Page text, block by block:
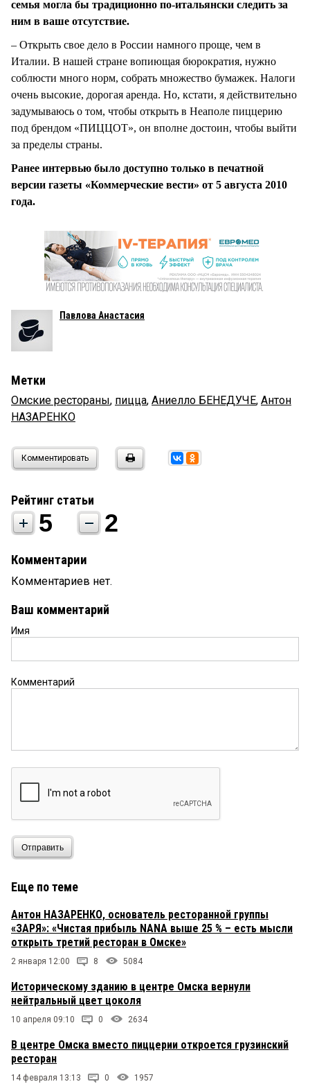
семья могла бы традиционно по-итальянски следить за
ним в ваше отсутствие.
– Открыть свое дело в России намного проще, чем в
Италии. В нашей стране вопиющая бюрократия, нужно
соблюсти много норм, собрать множество бумажек. Налоги
очень высокие, дорогая аренда. Но, кстати, я действительно
задумываюсь о том, чтобы открыть в Неаполе пиццерию
под брендом «ПИЦЦОТ», он вполне достоин, чтобы выйти
за пределы страны.
Ранее интервью было доступно только в печатной
версии газеты «Коммерческие вести» от 5 августа 2010
года.
Павлова Анастасия
Метки
Омские рестораны, пицца, Аниелло БЕНЕДУЧЕ, Антон
НАЗАРЕНКО
Комментировать
Рейтинг статьи
5 2
Комментарии
Комментариев нет.
Ваш комментарий
Имя
Комментарий
Отправить
Еще по теме
Антон НАЗАРЕНКО, основатель ресторанной группы
«ЗАРЯ»: «Чистая прибыль NANA выше 25 % – есть мысли
открыть третий ресторан в Омске»
2 января 12:00 8 5084
Историческому зданию в центре Омска вернули
нейтральный цвет цоколя
10 апреля 09:10 0 2634
В центре Омска вместо пиццерии откроется грузинский
ресторан
14 февраля 13:13 0 1957